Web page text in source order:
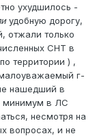
ухудшилось -
удобную дорогу,
отжали только
СНТ в
территории ) ,
г-
нашедший в
минимум в ЛС
несмотря на
вопросах, и не